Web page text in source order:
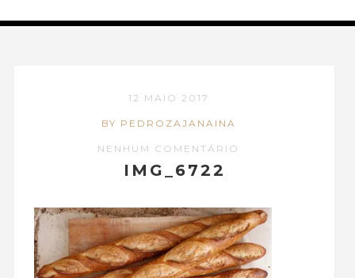
12 MAIO 2017
BY PEDROZAJANAINA
NENHUM COMENTÁRIO
IMG_6722